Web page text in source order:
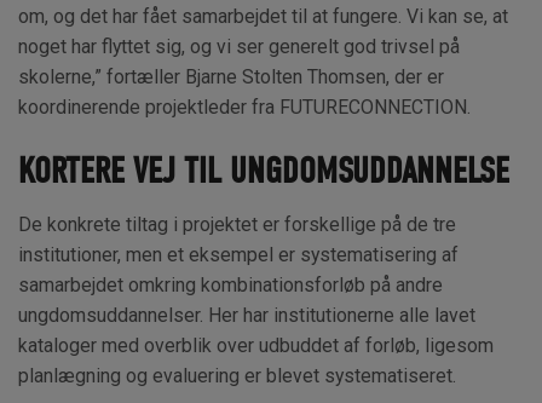
om, og det har fået samarbejdet til at fungere. Vi kan se, at
noget har flyttet sig, og vi ser generelt god trivsel på
skolerne,” fortæller Bjarne Stolten Thomsen, der er
koordinerende projektleder fra FUTURECONNECTION.
KORTERE VEJ TIL UNGDOMSUDDANNELSE
De konkrete tiltag i projektet er forskellige på de tre
institutioner, men et eksempel er systematisering af
samarbejdet omkring kombinationsforløb på andre
ungdomsuddannelser. Her har institutionerne alle lavet
kataloger med overblik over udbuddet af forløb, ligesom
planlægning og evaluering er blevet systematiseret.